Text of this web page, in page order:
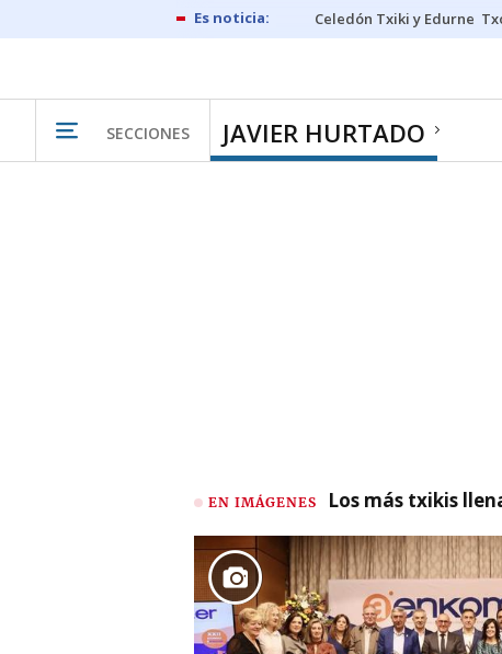
Celedón Txiki y Edurne
SECCIONES JAVIER HURTADO
EN IMÁGENES Los más txikis